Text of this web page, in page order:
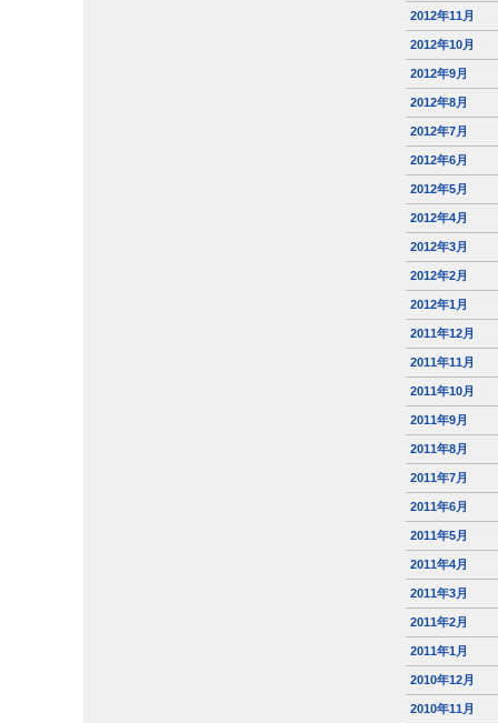
2012年11月
2012年10月
2012年9月
2012年8月
2012年7月
2012年6月
2012年5月
2012年4月
2012年3月
2012年2月
2012年1月
2011年12月
2011年11月
2011年10月
2011年9月
2011年8月
2011年7月
2011年6月
2011年5月
2011年4月
2011年3月
2011年2月
2011年1月
2010年12月
2010年11月